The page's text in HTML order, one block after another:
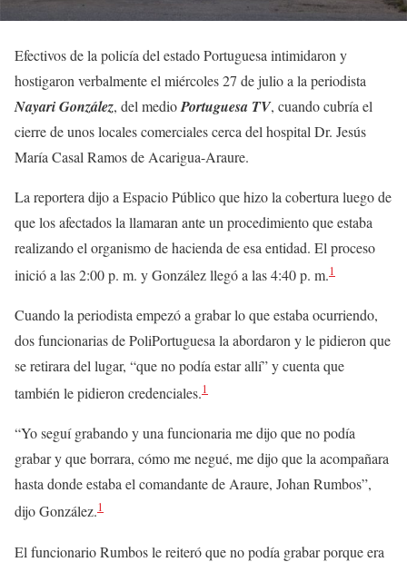
Efectivos de la policía del estado Portuguesa intimidaron y
hostigaron verbalmente el miércoles 27 de julio a la periodista
Nayari González, del medioPortuguesa TV, cuando cubría el
cierre de unos locales comerciales cerca del hospital Dr. Jesús
María Casal Ramos de Acarigua-Araure.
La reportera dijo a Espacio Público que hizo la cobertura luego de
que los afectados la llamaran ante un procedimiento que estaba
realizando el organismo de hacienda de esa entidad. El proceso
inició a las 2:00 p. m. y González llegó a las 4:40 p. m.1
Cuando la periodista empezó a grabar lo que estaba ocurriendo,
dos funcionarias de PoliPortuguesa la abordaron y le pidieron que
se retirara del lugar, “que no podía estar allí” y cuenta que
también le pidieron credenciales.1
“Yo seguí grabando y una funcionaria me dijo que no podía
grabar y que borrara, cómo me negué, me dijo que la acompañara
hasta donde estaba el comandante de Araure, Johan Rumbos”,
dijo González.1
El funcionario Rumbos le reiteró que no podía grabar porque era